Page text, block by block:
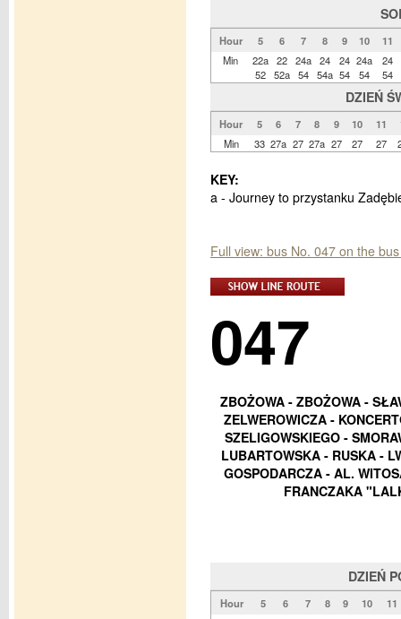
Hour 5 6 7 8 9 10
11
Min
22a
52
22
52a
24a
54
24
54a
24
54
24a
54
24
54
DZIEŃ
Hour 5 6 7 8 9 10 11
Min
33 27a 27 27a 27 27 27
KEY:
a - Journey to przystanku
Full view: bus No. 047 on the
047
ZBOŻOWA - ZBOŻOWA -
ZELWEROWICZA -
SZELIGOWSKIEGO -
LUBARTOWSKA - RUSKA -
GOSPODARCZA - AL.
FRANCZAKA
DZIEŃ
Hour 5 6 7 8 9 10
11